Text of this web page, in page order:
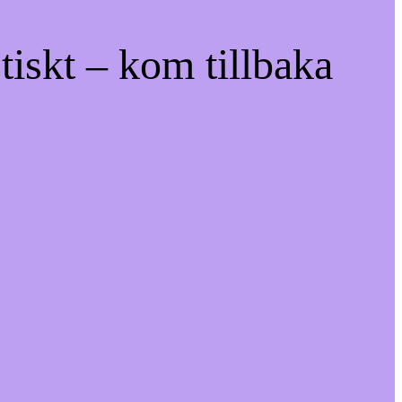
– kom tillbaka